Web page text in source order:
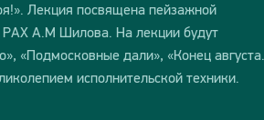
Лекция посвящена пейзажной
РАХ А.М Шилова. На лекции будут
«Подмосковные дали», «Конец августа.
исполнительской техники.